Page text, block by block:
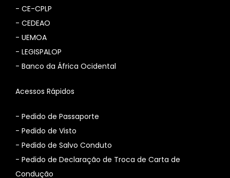
- CE-CPLP
- CEDEAO
- UEMOA
- LEGISPALOP
- Banco da África Ocidental
Acessos Rápidos
- Pedido de Passaporte
- Pedido de Visto
- Pedido de Salvo Conduto
- Pedido de Declaração de Troca de Carta de
Condução